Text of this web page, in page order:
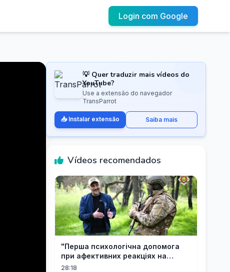
Login com Google
💡 Quer traduzir mais vídeos do
YouTube?
Use a extensão do navegador
TransParrot
📥 Instalar extensão Saiba mais
Vídeos recomendados
"Перша психологічна допомога
при афективних реакціях на
гострий бойовий стрес"
28:18